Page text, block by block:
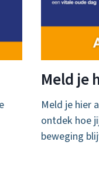
Meld je
Meld je hier
ontdek hoe
beweging